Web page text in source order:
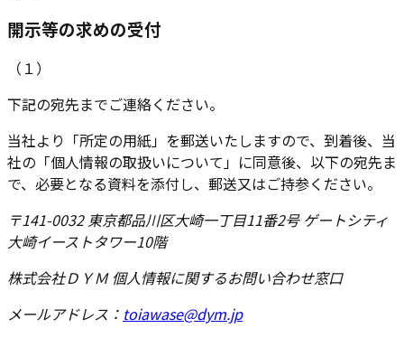
開示等の求めの受付
（１）
下記の宛先までご連絡ください。
当社より「所定の用紙」を郵送いたしますので、到着後、当
社の「個人情報の取扱いについて」に同意後、以下の宛先ま
で、必要となる資料を添付し、郵送又はご持参ください。
〒141-0032 東京都品川区大崎一丁目11番2号 ゲートシティ
大崎イーストタワー10階
株式会社ＤＹＭ 個人情報に関するお問い合わせ窓口
メールアドレス： toiawase@dym.jp